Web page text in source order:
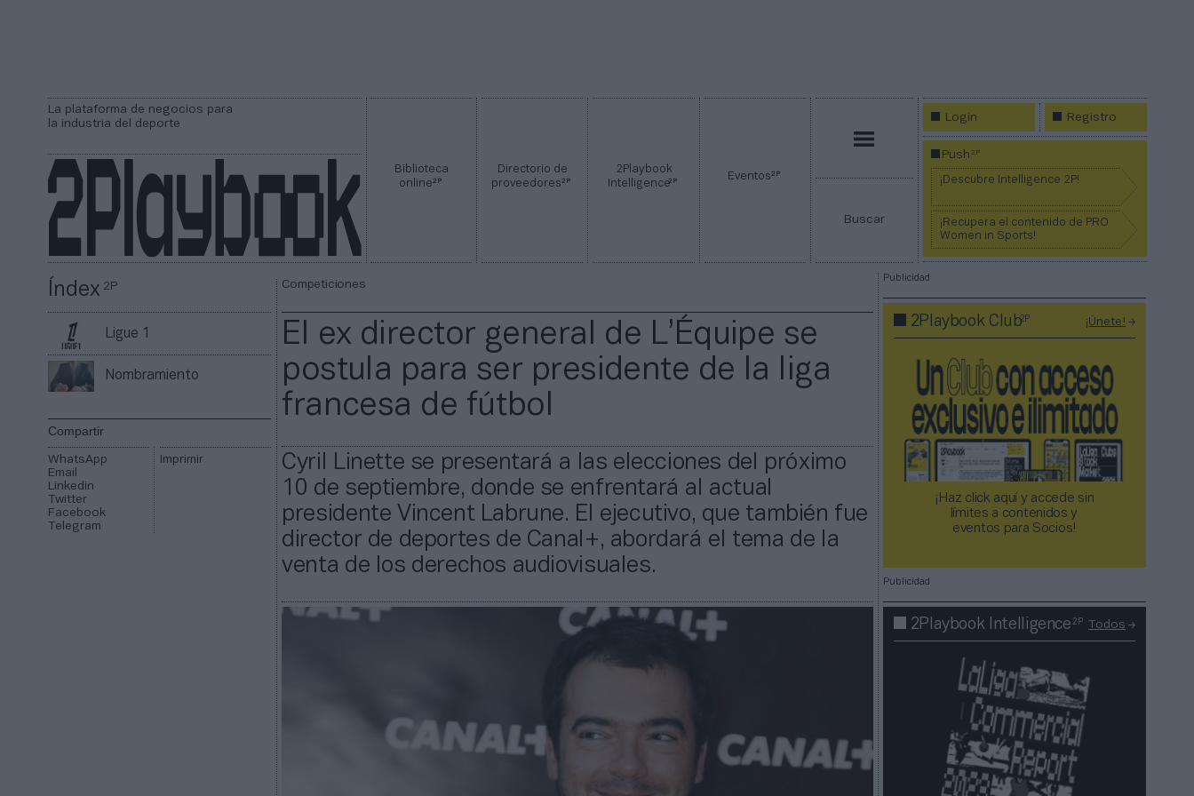
La plataforma de negocios para
la industria del deporte
Biblioteca
online2P
Directorio de
proveedores2P
2Playbook
Intelligence2P Eventos2P
Buscar
Login Registro
Push2P
¡Descubre Intelligence 2P!
¡Recupera el contenido de PRO
Women in Sports!
Índex2P
Ligue 1
Nombramiento
Compartir
WhatsApp
Email
Linkedin
Twitter
Facebook
Telegram
Imprimir
Competiciones
El ex director general de L’Équipe se
postula para ser presidente de la liga
francesa de fútbol
Cyril Linette se presentará a las elecciones del próximo
10 de septiembre, donde se enfrentará al actual
presidente Vincent Labrune. El ejecutivo, que también fue
director de deportes de Canal+, abordará el tema de la
venta de los derechos audiovisuales.
Publicidad
2Playbook Club2P ¡Únete!
¡Haz click aquí y accede sin
límites a contenidos y
eventos para Socios!​​​​​​​
Publicidad
2Playbook Intelligence2P Todos